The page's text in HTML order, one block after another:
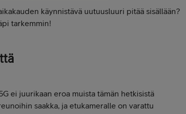
käynnistävä uutuusluuri pitää sisällään?
tarkemmin!
ei juurikaan eroa muista tämän hetkisistä
saakka, ja etukameralle on varattu